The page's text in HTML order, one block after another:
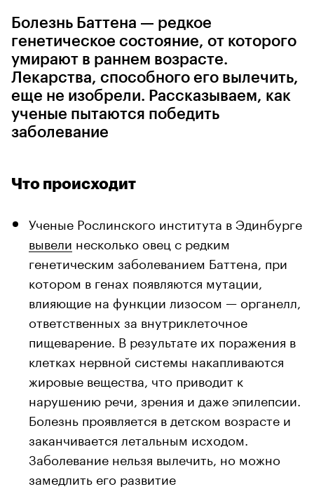
Болезнь Баттена — редкое
генетическое состояние, от которого
умирают в раннем возрасте.
Лекарства, способного его вылечить,
еще не изобрели. Рассказываем, как
ученые пытаются победить
заболевание
Что происходит
Ученые Рослинского института в Эдинбурге
вывели несколько овец с редким
генетическим заболеванием Баттена, при
котором в генах появляются мутации,
влияющие на функции лизосом — органелл,
ответственных за внутриклеточное
пищеварение. В результате их поражения в
клетках нервной системы накапливаются
жировые вещества, что приводит к
нарушению речи, зрения и даже эпилепсии.
Болезнь проявляется в детском возрасте и
заканчивается летальным исходом.
Заболевание нельзя вылечить, но можно
замедлить его развитие